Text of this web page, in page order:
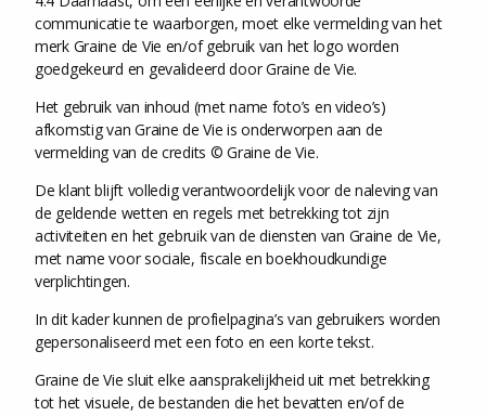
communicatie te waarborgen, moet elke vermelding van het
merk Graine de Vie en/of gebruik van het logo worden
goedgekeurd en gevalideerd door Graine de Vie.
Het gebruik van inhoud (met name foto’s en video’s)
afkomstig van Graine de Vie is onderworpen aan de
vermelding van de credits © Graine de Vie.
De klant blijft volledig verantwoordelijk voor de naleving van
de geldende wetten en regels met betrekking tot zijn
activiteiten en het gebruik van de diensten van Graine de Vie,
met name voor sociale, fiscale en boekhoudkundige
verplichtingen.
In dit kader kunnen de profielpagina’s van gebruikers worden
gepersonaliseerd met een foto en een korte tekst.
Graine de Vie sluit elke aansprakelijkheid uit met betrekking
tot het visuele, de bestanden die het bevatten en/of de